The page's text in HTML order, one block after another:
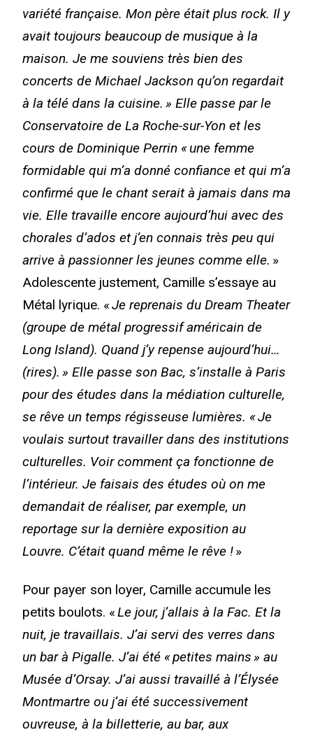
variété française. Mon père était plus rock. Il y
avait toujours beaucoup de musique à la
maison. Je me souviens très bien des
concerts de Michael Jackson qu’on regardait
à la télé dans la cuisine. » Elle passe par le
Conservatoire de La Roche-sur-Yon et les
cours de Dominique Perrin « une femme
formidable qui m’a donné confiance et qui m’a
confirmé que le chant serait à jamais dans ma
vie. Elle travaille encore aujourd’hui avec des
chorales d’ados et j’en connais très peu qui
arrive à passionner les jeunes comme elle. »
Adolescente justement, Camille s’essaye au
Métal lyrique. «Je reprenais du Dream Theater
(groupe de métal progressif américain de
Long Island). Quand j’y repense aujourd’hui…
(rires). » Elle passe son Bac, s’installe à Paris
pour des études dans la médiation culturelle,
se rêve un temps régisseuse lumières. « Je
voulais surtout travailler dans des institutions
culturelles. Voir comment ça fonctionne de
l’intérieur. Je faisais des études où on me
demandait de réaliser, par exemple, un
reportage sur la dernière exposition au
Louvre. C’était quand même le rêve !»
Pour payer son loyer, Camille accumule les
petits boulots. «Le jour, j’allais à la Fac. Et la
nuit, je travaillais. J’ai servi des verres dans
un bar à Pigalle. J’ai été « petites mains » au
Musée d’Orsay. J’ai aussi travaillé à l’Élysée
Montmartre ou j’ai été successivement
ouvreuse, à la billetterie, au bar, aux